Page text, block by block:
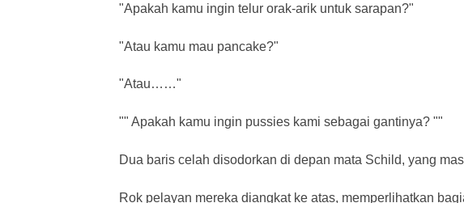
"Apakah kamu ingin telur orak-arik untuk sarapan?"
"Atau kamu mau pancake?"
"Atau……"
"" Apakah kamu ingin pussies kami sebagai gantinya? ""
Dua baris celah disodorkan di depan mata Schild, yang
Rok pelayan mereka diangkat ke atas, memperlihatkan